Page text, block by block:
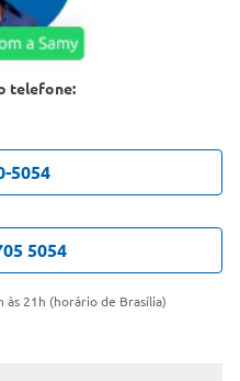
telefone:
5054
5054
às 21h (horário de Brasília)